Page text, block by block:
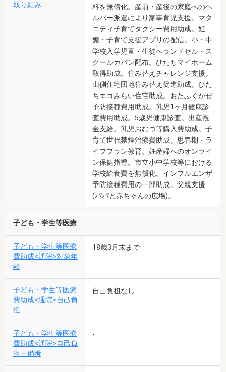
取り組み
料を無償化。産前・産後の家庭へのヘ
ルパー派遣により家事育児支援。マタ
ニティ子育てタクシー費用助成。妊
娠・子育て支援アプリの配信。小・中
学校入学児童・生徒へランドセル・ス
クールカバン配布。ひたちマイホーム
取得助成。住み替えチャレンジ支援。
山側住宅団地住み替え促進助成。ひた
ちエコみらい住宅助成。おたふくかぜ
予防接種費用助成。乳児1ヶ月健康診
査費用助成。5歳児健康診査。出産祝
金支給。乳児おむつ等購入費助成。子
育て世代禁煙治療費助成。思春期・ラ
イフプラン教育。妊産婦へのオンライ
ン保健指導。市立小中学校等における
学校給食費を無償化。インフルエンザ
予防接種費用の一部助成。父親支援
(パパと赤ちゃんの広場)。
子ども・学生等医療
子ども・学生等医療
費助成<通院>対象年
齢
18歳3月末まで
子ども・学生等医療
費助成<通院>自己負
担
自己負担なし
子ども・学生等医療
費助成<通院>自己負
担－備考
-